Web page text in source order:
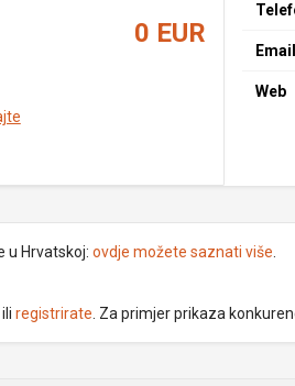
0 EUR
Email
Web
u Hrvatskoj: ovdje možete saznati više
ili registrirate . Za primjer prikaza